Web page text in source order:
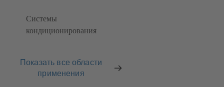
Системы
кондиционирования
Показать все области
применения